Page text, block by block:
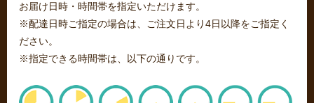
お届け日時・時間帯を指定いただけます。
※配達日時ご指定の場合は、ご注文日より4日以降をご指定く
ださい。
※指定できる時間帯は、以下の通りです。